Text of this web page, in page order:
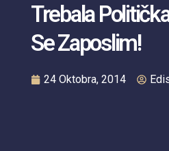
Trebala
Se Zaposlim!
24 Oktobra, 2014